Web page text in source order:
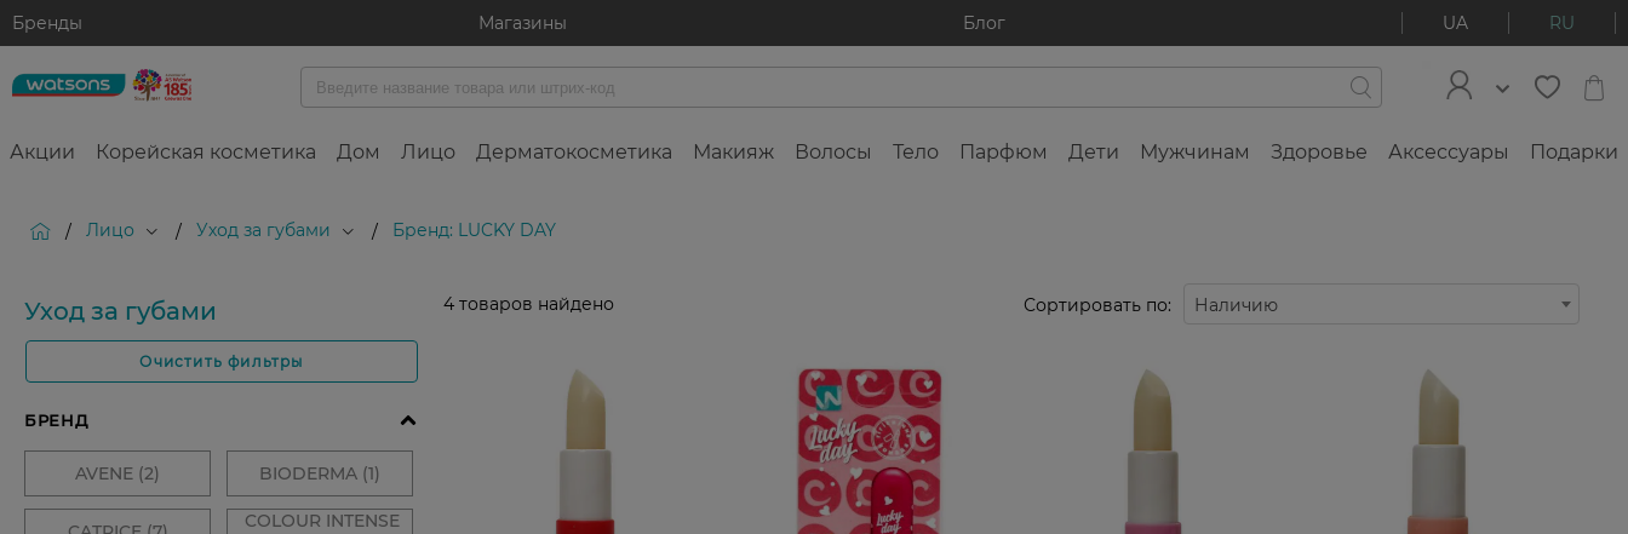
Бренды Магазины Блог UA RU
Акции Корейская косметика Дом Лицо Дерматокосметика Макияж Волосы Тело Парфюм Дети Мужчинам Здоровье Аксессуары Подарки
/ Лицо / Уход за губами / Бренд: LUCKY DAY
Уход за губами
Очистить фильтры
4 товаров найдено Сортировать по: Наличию